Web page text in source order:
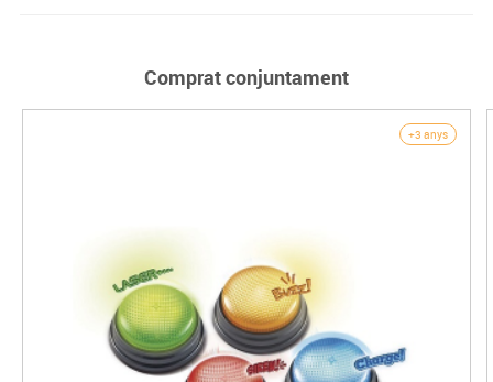
Comprat conjuntament
+3 anys